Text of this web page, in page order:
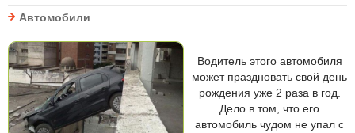
Автомобили
Водитель этого автомобиля
может праздновать свой день
рождения уже 2 раза в год.
Дело в том, что его
автомобиль чудом не упал с